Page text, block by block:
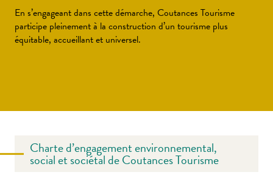
En s’engageant dans cette démarche, Coutances Tourisme
participe pleinement à la construction d’un tourisme plus
équitable, accueillant et universel.
Charte d’engagement environnemental,
social et sociétal de Coutances Tourisme